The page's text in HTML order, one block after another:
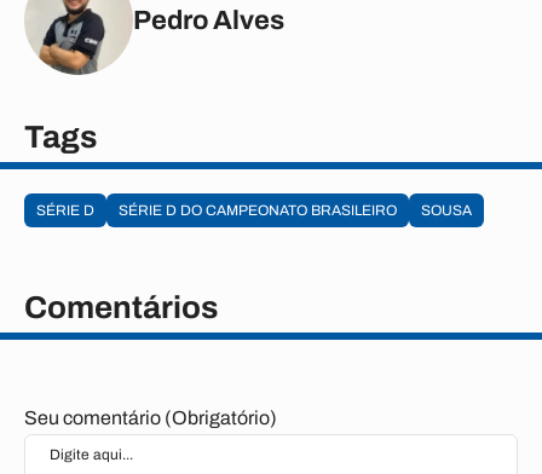
Pedro Alves
Tags
SÉRIE D SÉRIE D DO CAMPEONATO BRASILEIRO SOUSA
Comentários
Seu comentário (Obrigatório)